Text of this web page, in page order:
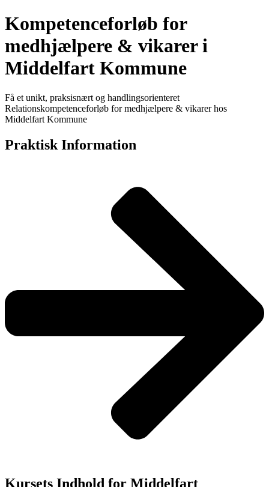
Kompetenceforløb for
medhjælpere & vikarer i
Middelfart Kommune
Få et unikt, praksisnært og handlingsorienteret
Relationskompetenceforløb for medhjælpere & vikarer hos
Middelfart Kommune
Praktisk Information
Kursets Indhold for Middelfart